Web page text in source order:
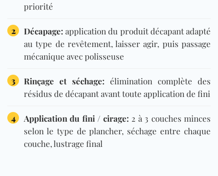
priorité
2 Décapage: application du produit décapant adapté
au type de revêtement, laisser agir, puis passage
mécanique avec polisseuse
3 Rinçage et séchage: élimination complète des
résidus de décapant avant toute application de fini
4 Application du fini / cirage: 2 à 3 couches minces
selon le type de plancher, séchage entre chaque
couche, lustrage final